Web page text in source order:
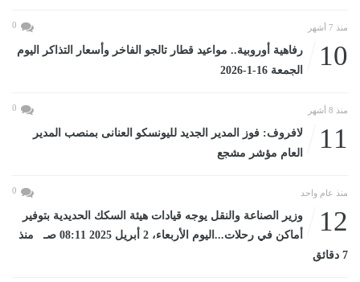
منذ 7 أشهر 0
10
رفاهية أوروبية.. مواعيد قطار تالجو الفاخر وأسعار التذاكر اليوم
الجمعة 16-1-2026
منذ 8 أشهر 0
11
لافروف: فوز المدير الجديد لليونسكو العنانى بمنصب المدير
العام مؤشر مشجع
منذ عام واحد 0
12
وزير الصناعة والنقل يوجه قيادات هيئة السكك الحديدية بتوفير
أماكن في رحلات...اليوم الأربعاء، 2 أبريل 2025 08:11 صـ منذ
7 دقائق